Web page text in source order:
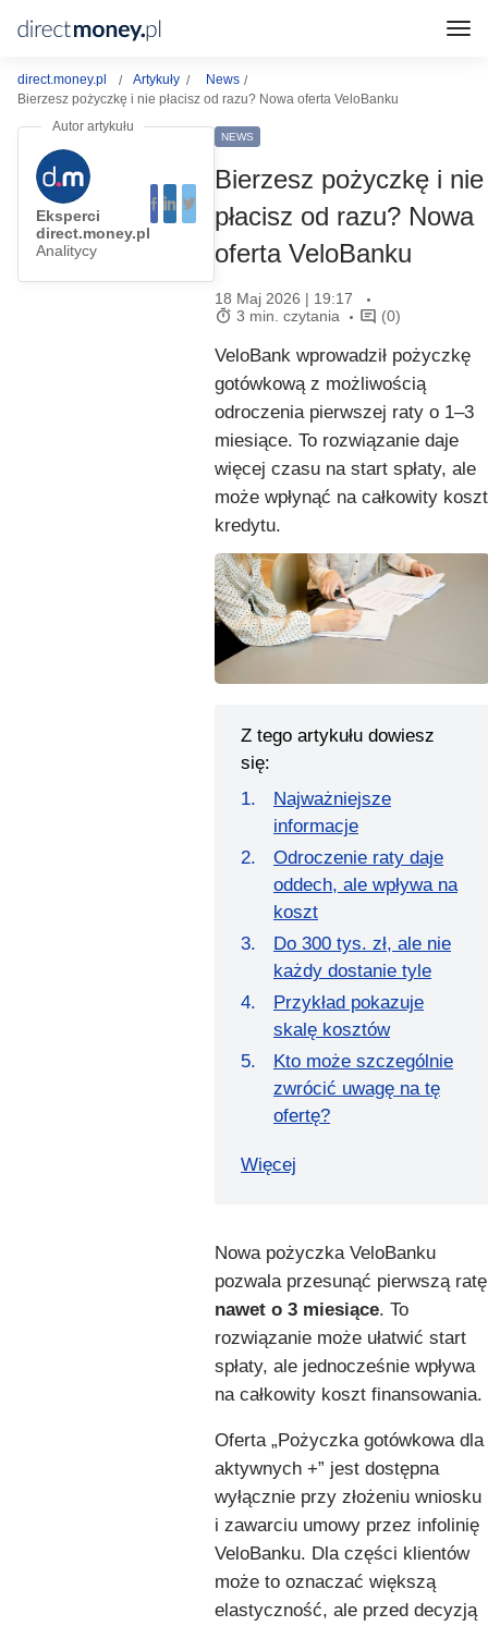
direct.money.pl Artykuły
News
Bierzesz pożyczkę i nie płacisz od razu? Nowa oferta VeloBanku
Eksperci
direct.money.pl
Analitycy
NEWS
Bierzesz pożyczkę i nie
płacisz od razu? Nowa
oferta VeloBanku
18 Maj 2026 | 19:17
3 min. czytania
(0)
VeloBank wprowadził pożyczkę
gotówkową z możliwością
odroczenia pierwszej raty o 1–3
miesiące. To rozwiązanie daje
więcej czasu na start spłaty, ale
może wpłynąć na całkowity koszt
kredytu.
Z tego artykułu dowiesz
się:
Najważniejsze
informacje
Odroczenie raty daje
oddech, ale wpływa na
koszt
Do 300 tys. zł, ale nie
każdy dostanie tyle
Przykład pokazuje
skalę kosztów
Kto może szczególnie
zwrócić uwagę na tę
ofertę?
Więcej
Nowa pożyczka VeloBanku
pozwala przesunąć pierwszą ratę
nawet o 3 miesiące. To
rozwiązanie może ułatwić start
spłaty, ale jednocześnie wpływa
na całkowity koszt finansowania.
Oferta „Pożyczka gotówkowa dla
aktywnych +” jest dostępna
wyłącznie przy złożeniu wniosku
i zawarciu umowy przez infolinię
VeloBanku. Dla części klientów
może to oznaczać większą
elastyczność, ale przed decyzją